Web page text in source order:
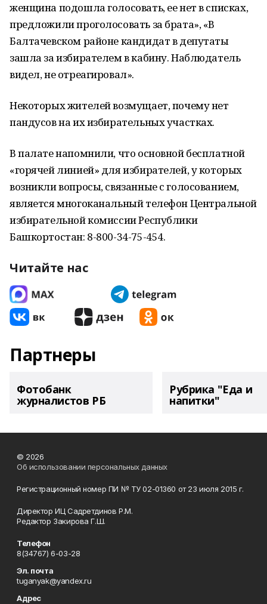
женщина подошла голосовать, ее нет в списках,
предложили проголосовать за брата», «В
Балтачевском районе кандидат в депутаты
зашла за избирателем в кабину. Наблюдатель
видел, не отреагировал».
Некоторых жителей возмущает, почему нет
пандусов на их избирательных участках.
В палате напомнили, что основной бесплатной
«горячей линией» для избирателей, у которых
возникли вопросы, связанные с голосованием,
является многоканальный телефон Центральной
избирательной комиссии Республики
Башкортостан: 8-800-34-75-454.
Читайте нас
Партнеры
Фотобанк
журналистов РБ
Рубрика "Еда и
напитки"
© 2026
Об использовании персональных данных
Регистрационный номер ПИ № ТУ 02-01360 от 23 июля 2015 г.
Директор ИЦ Садретдинов Р.М.
Редактор Закирова Г.Ш.
Телефон
8(34767) 6-03-28
Эл. почта
tuganyak@yandex.ru
Адрес